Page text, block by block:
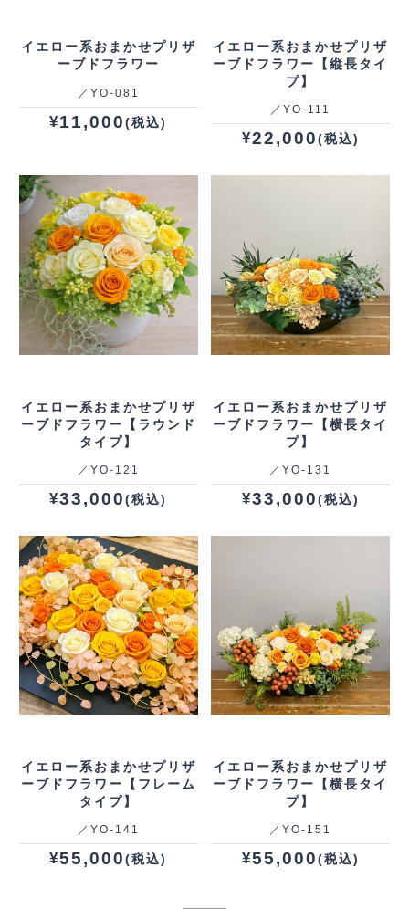
イエロー系おまかせプリザ
ーブドフラワー
／YO‐081
¥11,000(税込)
イエロー系おまかせプリザ
ーブドフラワー【縦長タイ
プ】
／YO‐111
¥22,000(税込)
イエロー系おまかせプリザ
ーブドフラワー【ラウンド
タイプ】
／YO‐121
¥33,000(税込)
イエロー系おまかせプリザ
ーブドフラワー【横長タイ
プ】
／YO‐131
¥33,000(税込)
イエロー系おまかせプリザ
ーブドフラワー【フレーム
タイプ】
／YO‐141
¥55,000(税込)
イエロー系おまかせプリザ
ーブドフラワー【横長タイ
プ】
／YO‐151
¥55,000(税込)